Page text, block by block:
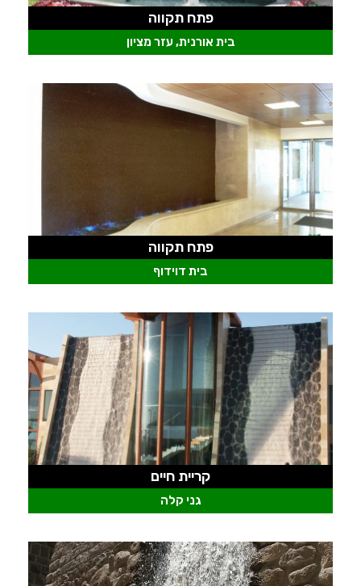
בית אורנית, עזר מציון
פתח תקווה
בית דוידוף
פתח תקווה
גני קלה
קריית חיים